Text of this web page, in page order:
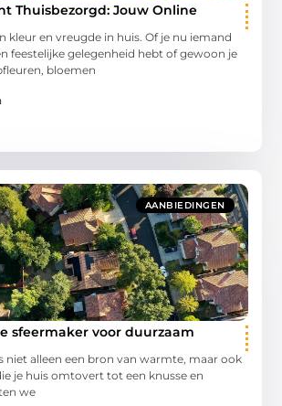
Thuisbezorgd: Jouw Online
kleur en vreugde in huis. Of je nu iemand
feestelijke gelegenheid hebt of gewoon je
bloemen
AANBIEDINGEN
sfeermaker voor duurzaam
niet alleen een bron van warmte, maar ook
je huis omtovert tot een knusse en
we